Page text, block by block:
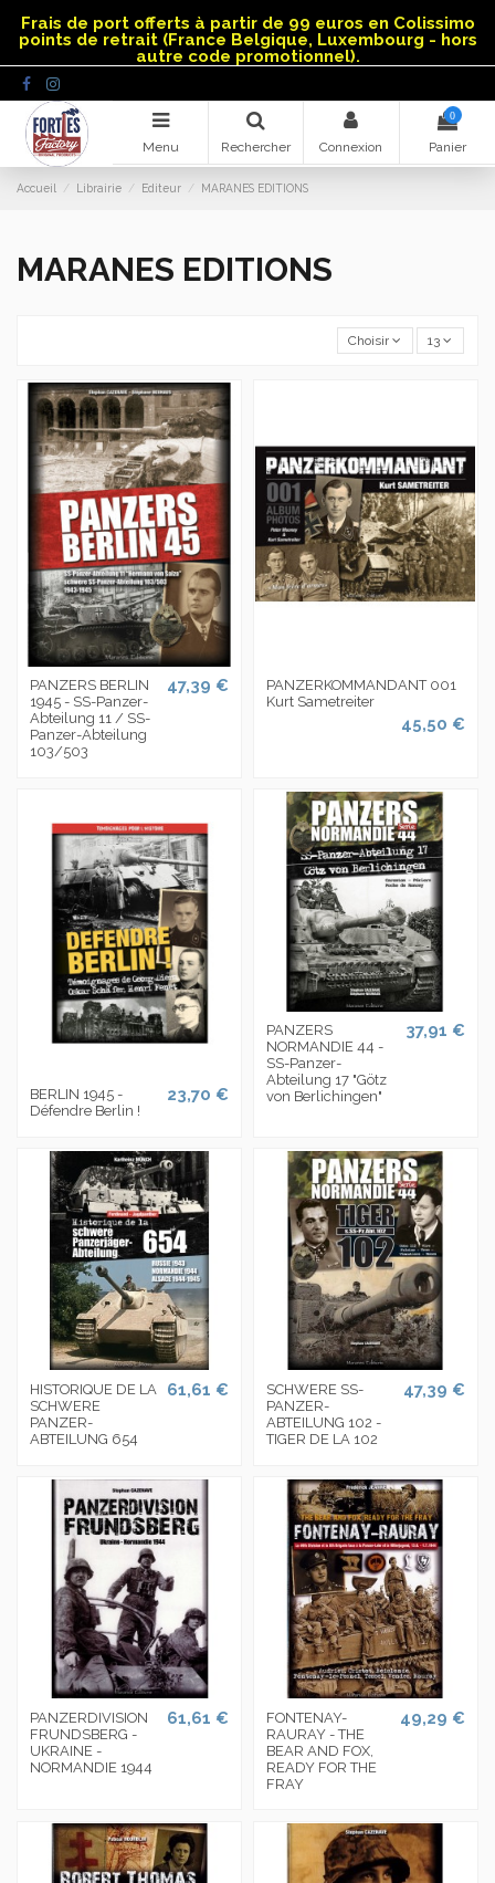
Frais de port offerts à partir de 99 euros en Colissimo
points de retrait (France Belgique, Luxembourg - hors
autre code promotionnel).
Menu Rechercher Connexion
0
Panier
Accueil Librairie Editeur MARANES EDITIONS
MARANES EDITIONS
Choisir 13
PANZERS BERLIN
1945 - SS-Panzer-
Abteilung 11 / SS-
Panzer-Abteilung
103/503
47,39 €
PANZERKOMMANDANT 001
Kurt Sametreiter
45,50 €
BERLIN 1945 -
Défendre Berlin !
23,70 €
PANZERS
NORMANDIE 44 -
SS-Panzer-
Abteilung 17 "Götz
von Berlichingen"
37,91 €
HISTORIQUE DE LA
SCHWERE
PANZER-
ABTEILUNG 654
61,61 €
SCHWERE SS-
PANZER-
ABTEILUNG 102 -
TIGER DE LA 102
47,39 €
PANZERDIVISION
FRUNDSBERG -
UKRAINE -
NORMANDIE 1944
61,61 €
FONTENAY-
RAURAY - THE
BEAR AND FOX,
READY FOR THE
FRAY
49,29 €